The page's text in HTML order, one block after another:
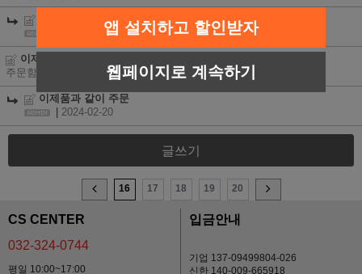
아까 통화한 사람인데요
2024-02-20
이제품과 같이 주문
주문함
이제품과 같이 주문
2024-02-20
글쓰기
16 17 18 19 20
CS CENTER
032-324-0744
평일 10:00~17:00
입금안내
기업 137-09499804-026
신한 140-009-665918
앱 설치하고 할인받자
웹페이지로 계속하기